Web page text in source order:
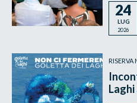
24
LUG
2026